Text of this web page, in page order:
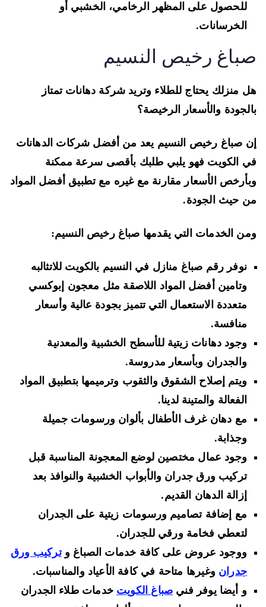
للحصول على المظهر الرخامي، الخشبي أو
الخرسانات.
رخيص النسيم
منزلك يحتاج للطلاء وتريد شركة دهانات تمتاز
والأسعار الرخيصة؟
صباغ رخيص النسيم يعد من أفضل شركات الدهانات
الكويت فهو يلبي طلبك بأقصى سرعة ممكنة
الأسعار مقارنة مع غيره مع تطبيق أفضل المواد
حيث الجودة.
الخدمات التي يقدمها صباغ رخيص النسيم:
نوفر رقم صباغ منازل في النسيم بالكويت للاتثالبه
وتامين أفضل المواد اللاصقة مثل معجون إبوكسي
متعددة الاستعمال التي تتميز بجودة عالية وأسعار
منافسة.
وجود دهانات زيتية للأسطح الخشبية والمعدنية
والجدران وبأسعار مدروسة.
ويتم إصلاح الشقوق والثقوب وترميمها بتطبيق المواد
الفعالة والمتينة لدينا.
مع دهان غرف الأطفال بألوان ورسومات جميلة
وجذابة.
وجود عمال مختصين لوضع المعجونة المناسبة قبل
تركيب ورق جدران والأبواب الخشبية والنوافذ بعد
إزالة الدهان القديم.
مع إضافة تصاميم ورسومات زيتية على الجدران
لتعطي فخامة ورقي للجدران.
ووجود عروض على كافة خدمات الصباغ وتركيب ورق
جدرانوغيرها متاحة في كافة الأعياد والمناسبات.
و أيضا يوفر فنيصباغ الكويتخدمات طلاء الجدران